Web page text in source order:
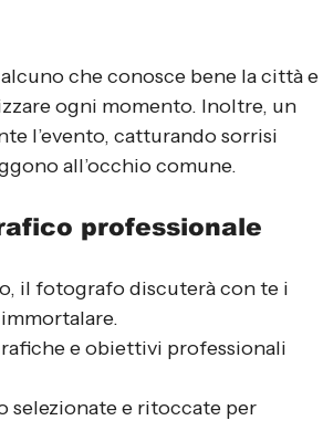
che conosce bene la città e
ogni momento. Inoltre, un
l’evento, catturando sorrisi
all’occhio comune.
professionale
il fotografo discuterà con te i
e obiettivi professionali
selezionate e ritoccate per